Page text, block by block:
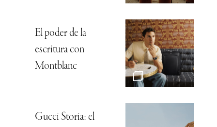
El poder de la
escritura con
Montblanc
Gucci Storia: el